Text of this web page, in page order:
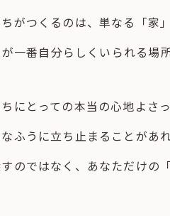
がつくるのは、単なる「家
一番自分らしくいられる場
ちにとっての本当の心地よさ
ふうに立ち止まることがあ
のではなく、あなただけの